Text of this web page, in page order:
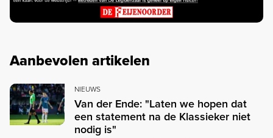
Aanbevolen artikelen
NIEUWS
Van der Ende: "Laten we hopen dat
een statement na de Klassieker niet
nodig is"